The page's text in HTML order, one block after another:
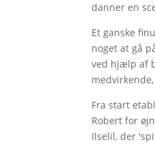
danner en
Et ganske
noget at gå
ved hjælp af
Fra start
Robert for
Ilselil, der